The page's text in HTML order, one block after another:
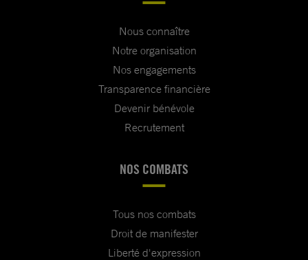
Nous connaître
Notre organisation
Nos engagements
Transparence financière
Devenir bénévole
Recrutement
NOS COMBATS
Tous nos combats
Droit de manifester
Liberté d'expression